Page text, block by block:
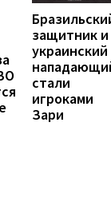
защитник и
украинский
стали
игроками
Зари